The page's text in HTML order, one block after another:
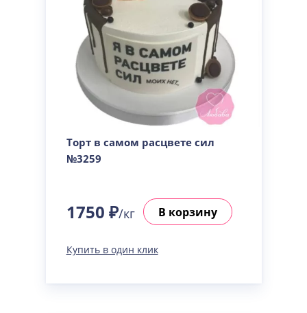
Торт в самом расцвете сил
№3259
1750 ₽/кг В корзину
Купить в один клик